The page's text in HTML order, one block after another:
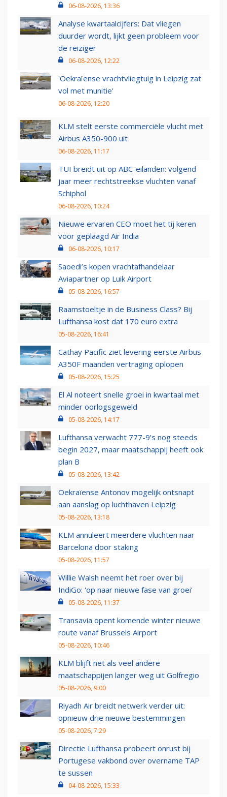
06-08-2026, 13:36
Analyse kwartaalcijfers: Dat vliegen
duurder wordt, lijkt geen probleem voor
de reiziger
06-08-2026, 12:22
'Oekraïense vrachtvliegtuig in Leipzig zat
vol met munitie'
06-08-2026, 12:20
KLM stelt eerste commerciële vlucht met
Airbus A350-900 uit
06-08-2026, 11:17
TUI breidt uit op ABC-eilanden: volgend
jaar meer rechtstreekse vluchten vanaf
Schiphol
06-08-2026, 10:24
Nieuwe ervaren CEO moet het tij keren
voor geplaagd Air India
06-08-2026, 10:17
Saoedi’s kopen vrachtafhandelaar
Aviapartner op Luik Airport
05-08-2026, 16:57
Raamstoeltje in de Business Class? Bij
Lufthansa kost dat 170 euro extra
05-08-2026, 16:41
Cathay Pacific ziet levering eerste Airbus
A350F maanden vertraging oplopen
05-08-2026, 15:25
El Al noteert snelle groei in kwartaal met
minder oorlogsgeweld
05-08-2026, 14:17
Lufthansa verwacht 777-9’s nog steeds
begin 2027, maar maatschappij heeft ook
plan B
05-08-2026, 13:42
Oekraïense Antonov mogelijk ontsnapt
aan aanslag op luchthaven Leipzig
05-08-2026, 13:18
KLM annuleert meerdere vluchten naar
Barcelona door staking
05-08-2026, 11:57
Willie Walsh neemt het roer over bij
IndiGo: 'op naar nieuwe fase van groei'
05-08-2026, 11:37
Transavia opent komende winter nieuwe
route vanaf Brussels Airport
05-08-2026, 10:46
KLM blijft net als veel andere
maatschappijen langer weg uit Golfregio
05-08-2026, 9:00
Riyadh Air breidt netwerk verder uit:
opnieuw drie nieuwe bestemmingen
05-08-2026, 7:29
Directie Lufthansa probeert onrust bij
Portugese vakbond over overname TAP
te sussen
04-08-2026, 15:33